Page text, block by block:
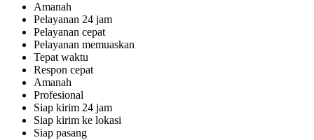
Amanah
Pelayanan 24 jam
Pelayanan cepat
Pelayanan memuaskan
Tepat waktu
Respon cepat
Amanah
Profesional
Siap kirim 24 jam
Siap kirim ke lokasi
Siap pasang